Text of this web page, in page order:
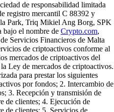
de responsabilidad limitada
registro mercantil C 88392 y
Park, Triq Mikiel Ang Borg, SPK
bajo el nombre de Crypto.com,
Servicios Financieros de Malta
de criptoactivos conforme al
mercados de criptoactivos del
Ley de mercados de criptoactivos.
para prestar los siguientes
por fondos; 2. Intercambio de
3. Recepción y transmisión de
de clientes; 4. Ejecución de